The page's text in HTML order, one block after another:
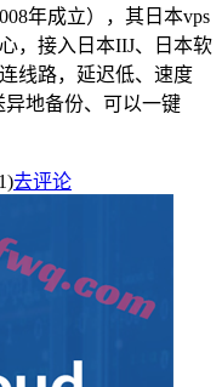
年成立），其日本vps
，接入日本IIJ、日本软
线路，延迟低、速度
异地备份、可以一键
去评论